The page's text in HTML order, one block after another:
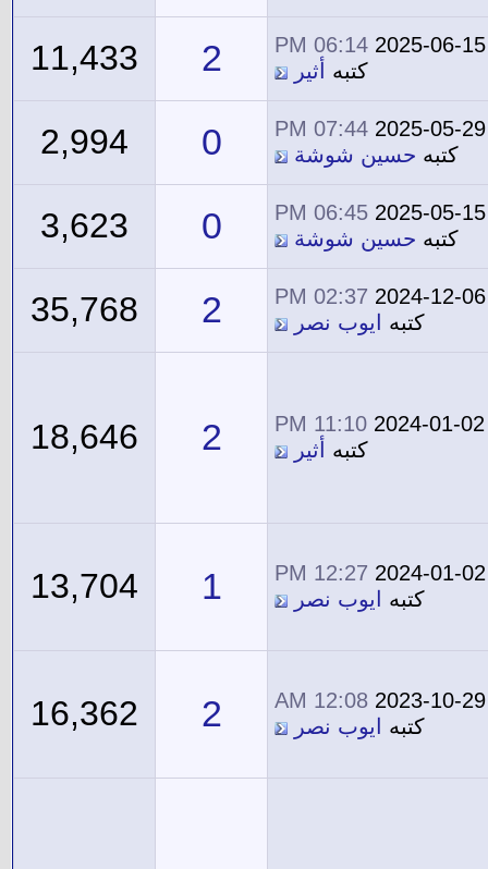
2025-06-15
06:14 PM
كتبه
أثير 2
11,433
2025-05-29
07:44 PM
كتبه حسين شوشة 0
2,994
2025-05-15
06:45 PM
كتبه حسين شوشة 0
3,623
2024-12-06
02:37 PM
كتبه
ايوب نصر 2
35,768
2024-01-02
11:10 PM
كتبه
أثير 2
18,646
2024-01-02
12:27 PM
كتبه
ايوب نصر 1
13,704
2023-10-29
12:08 AM
كتبه
ايوب نصر 2
16,362